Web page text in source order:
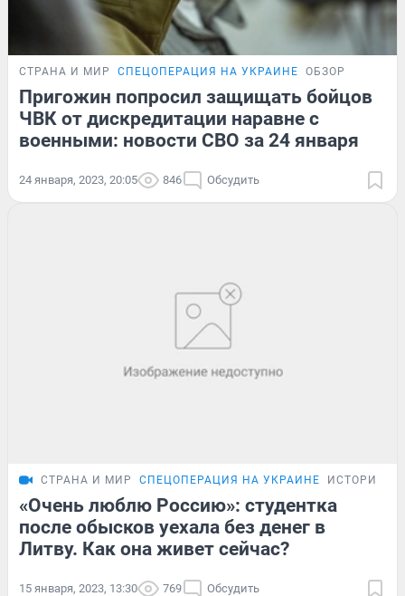
СТРАНА И МИР СПЕЦОПЕРАЦИЯ НА УКРАИНЕ ОБЗОР
Пригожин попросил защищать бойцов
ЧВК от дискредитации наравне с
военными: новости СВО за 24 января
24 января, 2023, 20:05 846 Обсудить
СТРАНА И МИР СПЕЦОПЕРАЦИЯ НА УКРАИНЕ ИСТОРИИ
«Очень люблю Россию»: студентка
после обысков уехала без денег в
Литву. Как она живет сейчас?
15 января, 2023, 13:30 769 Обсудить